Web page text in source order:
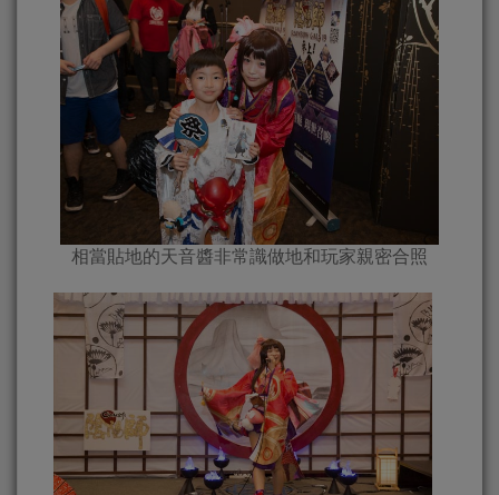
相當貼地的天音醬非常識做地和玩家親密合照